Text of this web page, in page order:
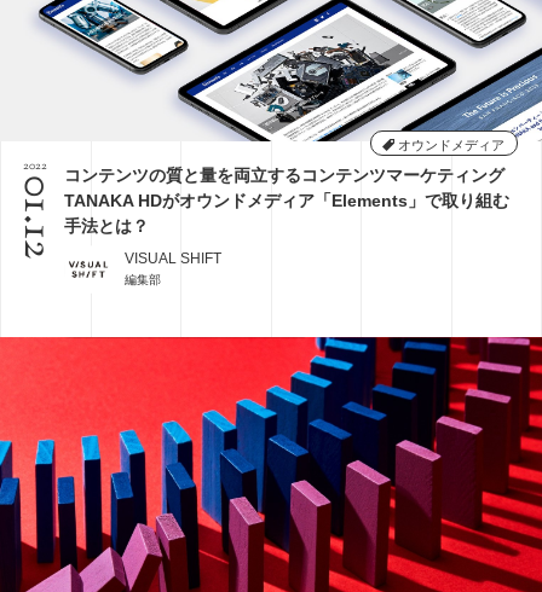
撮影術
View All Tag
View All Tag
プレゼンテーション
企画の立て方
オウンドメディア
Webデザイン
ECサイト
編集・ライティング
用語集
イラスト・マンガ
ミエナイモノを可視化
グラフィックレコーディング
印刷技術
レタッチ
AI
企業のブランディング事例
アイデアのタネ
基礎知識
インナーブランディング
SDGs
CX
五感
オウンドメディア
2022
01.12コンテンツの質と量を両立するコンテンツマーケティング
TANAKA HDがオウンドメディア「Elements」で取り組む
手法とは？
VISUAL SHIFT
編集部